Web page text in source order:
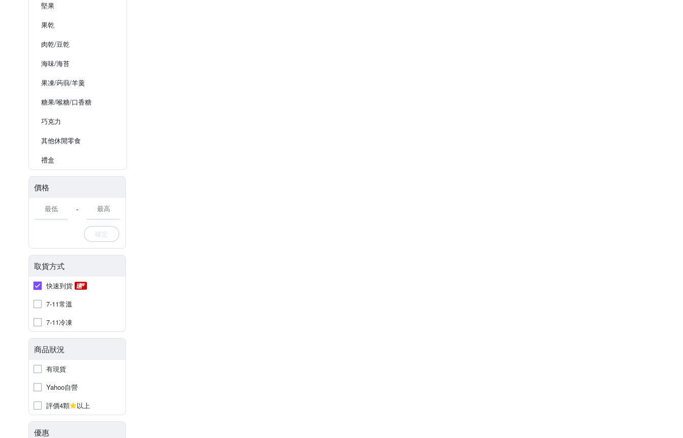
堅果
果乾
肉乾/豆乾
海味/海苔
果凍/蒟蒻/羊羹
糖果/喉糖/口香糖
巧克力
其他休閒零食
禮盒
價格
-
確定
取貨方式
快速到貨
7-11常溫
7-11冷凍
商品狀況
有現貨
Yahoo自營
評價4顆
以上
優惠